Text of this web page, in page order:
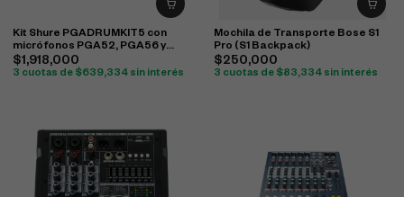
Kit Shure PGADRUMKIT5 con
micrófonos PGA52, PGA56 y
PGA57 para batería
$1,918,000
3 cuotas de $639,334 sin interés
Mochila de Transporte Bose S1
Pro (S1 Backpack)
$250,000
3 cuotas de $83,334 sin interés